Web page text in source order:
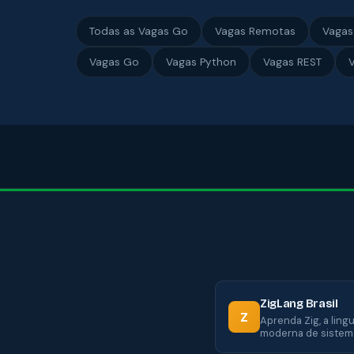
Todas as Vagas Go Vagas Remotas
Vagas Go Vagas Python Vagas REST
Z
ZigLang Brasil
Aprenda Zig, a
moderna de